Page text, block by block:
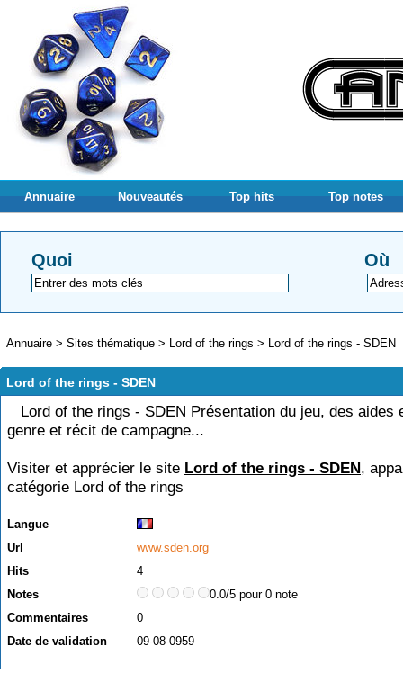
Annuaire Nouveautés Top hits Top notes
Quoi Où
Annuaire > Sites thématique > Lord of the rings > Lord of the rings - SDEN
Lord of the rings - SDEN
Lord of the rings - SDEN Présentation du jeu, des aides
genre et récit de campagne...
Visiter et apprécier le site Lord of the rings - SDEN,
catégorie Lord of the rings
Langue
Url
www.sden.org
Hits
4
Notes
0.0/5 pour 0 note
Commentaires
0
Date de validation
09-08-0959